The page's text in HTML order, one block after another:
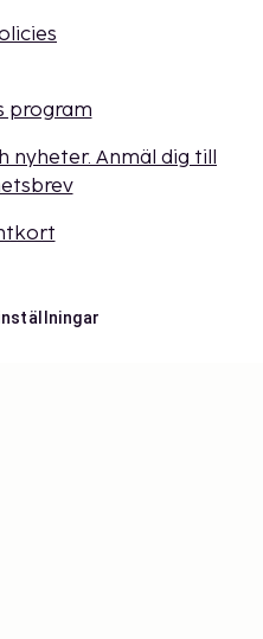
program
nyheter. Anmäl dig till